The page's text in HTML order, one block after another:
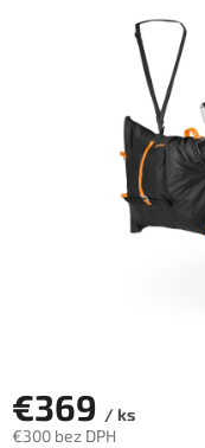
€369 / ks
€300 bez DPH